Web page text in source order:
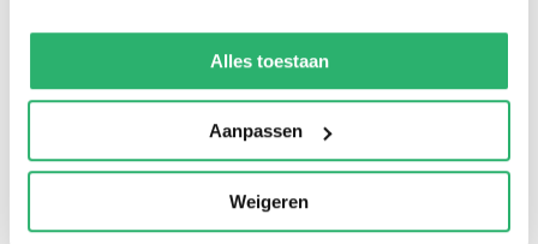
kunnen ontvangen en verwerken.
Alles toestaan
Aanpassen
Weigeren